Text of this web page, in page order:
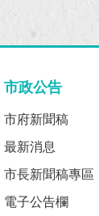
市政公告
市府新聞稿
最新消息
市長新聞稿專區
電子公告欄